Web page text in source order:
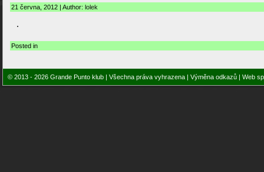
21 června, 2012 | Author: lolek
Posted in
© 2013 - 2026 Grande Punto klub | Všechna práva vyhrazena | Výměna odkazů | Web